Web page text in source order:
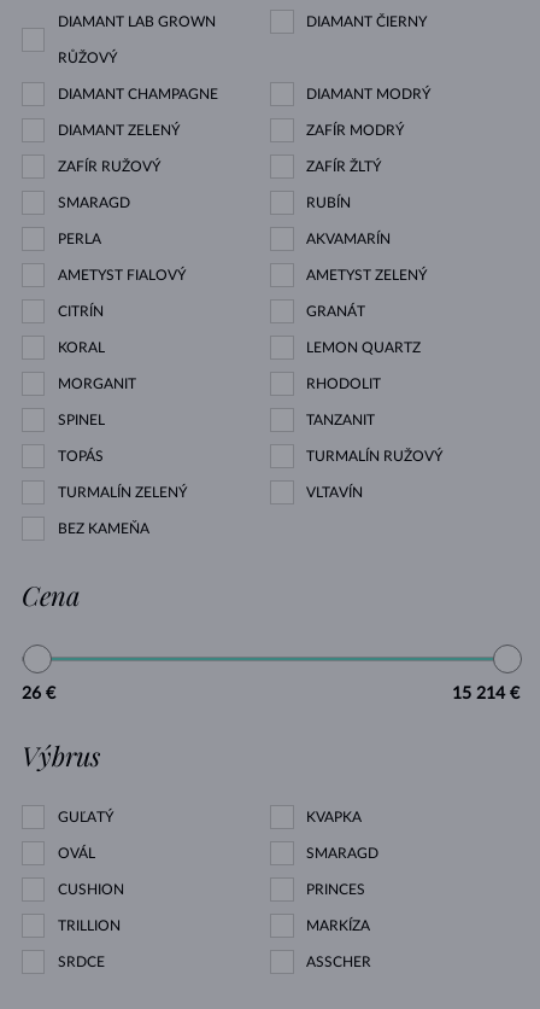
DIAMANT LAB GROWN
RŮŽOVÝ
DIAMANT ČIERNY
DIAMANT CHAMPAGNE DIAMANT MODRÝ
DIAMANT ZELENÝ ZAFÍR MODRÝ
ZAFÍR RUŽOVÝ ZAFÍR ŽLTÝ
SMARAGD RUBÍN
PERLA AKVAMARÍN
AMETYST FIALOVÝ AMETYST ZELENÝ
CITRÍN GRANÁT
KORAL LEMON QUARTZ
MORGANIT RHODOLIT
SPINEL TANZANIT
TOPÁS TURMALÍN RUŽOVÝ
TURMALÍN ZELENÝ VLTAVÍN
BEZ KAMEŇA
Cena
26 € 15 214 €
Výbrus
GUĽATÝ KVAPKA
OVÁL SMARAGD
CUSHION PRINCES
TRILLION MARKÍZA
SRDCE ASSCHER